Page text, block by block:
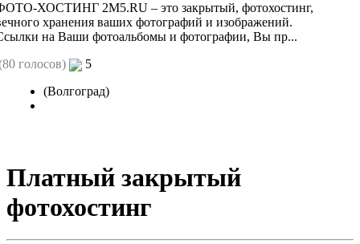
ХОСТИНГ 2M5.RU – это закрытый, фотохостинг,
хранения ваших фотографий и изображений.
на Ваши фотоальбомы и фотографии, Вы пр...
голосов)
5
(Волгоград)
Платный закрытый
фотохостинг